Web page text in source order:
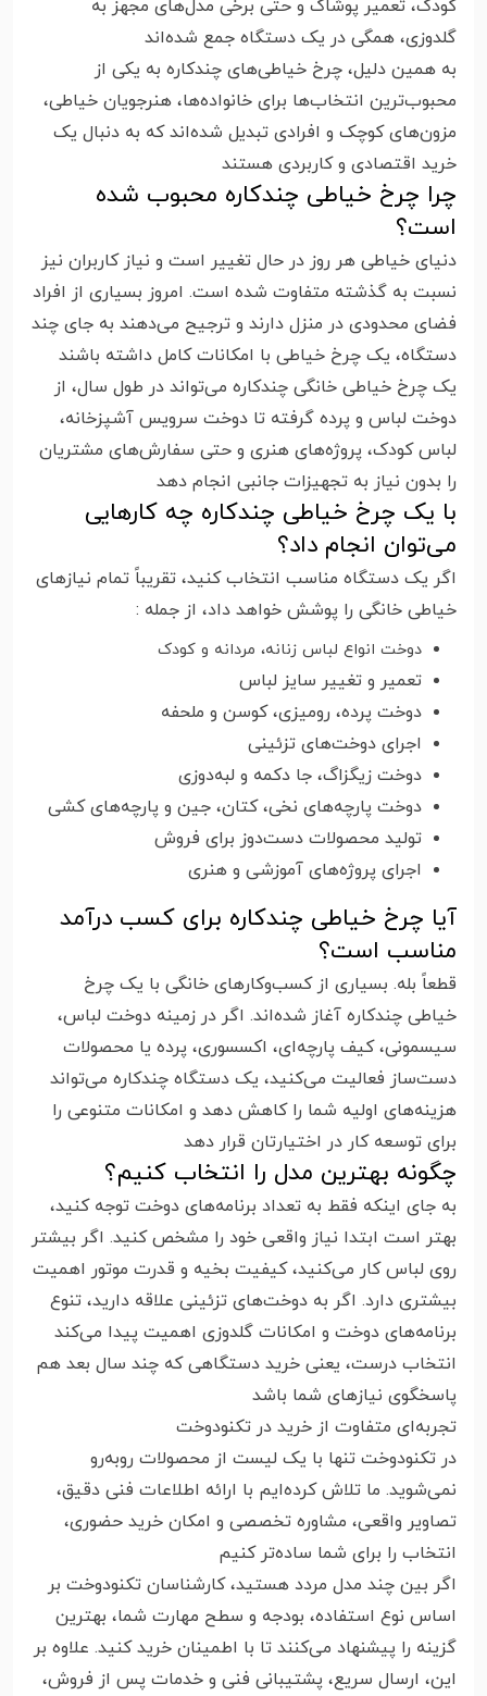
کودک، تعمیر پوشاک و حتی برخی مدل‌های مجهز به
گلدوزی، همگی در یک دستگاه جمع شده‌اند
به همین دلیل، چرخ خیاطی‌های چندکاره به یکی از
محبوب‌ترین انتخاب‌ها برای خانواده‌ها، هنرجویان خیاطی،
مزون‌های کوچک و افرادی تبدیل شده‌اند که به دنبال یک
خرید اقتصادی و کاربردی هستند
چرا چرخ خیاطی چندکاره محبوب شده
است؟
دنیای خیاطی هر روز در حال تغییر است و نیاز کاربران نیز
نسبت به گذشته متفاوت شده است. امروز بسیاری از افراد
فضای محدودی در منزل دارند و ترجیح می‌دهند به جای چند
دستگاه، یک چرخ خیاطی با امکانات کامل داشته باشند
یک چرخ خیاطی خانگی چندکاره می‌تواند در طول سال، از
دوخت لباس و پرده گرفته تا دوخت سرویس آشپزخانه،
لباس کودک، پروژه‌های هنری و حتی سفارش‌های مشتریان
را بدون نیاز به تجهیزات جانبی انجام دهد
با یک چرخ خیاطی چندکاره چه کارهایی
می‌توان انجام داد؟
اگر یک دستگاه مناسب انتخاب کنید، تقریباً تمام نیازهای
خیاطی خانگی را پوشش خواهد داد، از جمله :
دوخت انواع لباس زنانه، مردانه و کودک
تعمیر و تغییر سایز لباس
دوخت پرده، رومیزی، کوسن و ملحفه
اجرای دوخت‌های تزئینی
دوخت زیگزاگ، جا دکمه و لبه‌دوزی
دوخت پارچه‌های نخی، کتان، جین و پارچه‌های کشی
تولید محصولات دست‌دوز برای فروش
اجرای پروژه‌های آموزشی و هنری
آیا چرخ خیاطی چندکاره برای کسب درآمد
مناسب است؟
قطعاً بله. بسیاری از کسب‌وکارهای خانگی با یک چرخ
خیاطی چندکاره آغاز شده‌اند. اگر در زمینه دوخت لباس،
سیسمونی، کیف پارچه‌ای، اکسسوری، پرده یا محصولات
دست‌ساز فعالیت می‌کنید، یک دستگاه چندکاره می‌تواند
هزینه‌های اولیه شما را کاهش دهد و امکانات متنوعی را
برای توسعه کار در اختیارتان قرار دهد
چگونه بهترین مدل را انتخاب کنیم؟
به جای اینکه فقط به تعداد برنامه‌های دوخت توجه کنید،
بهتر است ابتدا نیاز واقعی خود را مشخص کنید. اگر بیشتر
روی لباس کار می‌کنید، کیفیت بخیه و قدرت موتور اهمیت
بیشتری دارد. اگر به دوخت‌های تزئینی علاقه دارید، تنوع
برنامه‌های دوخت و امکانات گلدوزی اهمیت پیدا می‌کند
انتخاب درست، یعنی خرید دستگاهی که چند سال بعد هم
پاسخگوی نیازهای شما باشد
تجربه‌ای متفاوت از خرید در تکنودوخت
در تکنودوخت تنها با یک لیست از محصولات روبه‌رو
نمی‌شوید. ما تلاش کرده‌ایم با ارائه اطلاعات فنی دقیق،
تصاویر واقعی، مشاوره تخصصی و امکان خرید حضوری،
انتخاب را برای شما ساده‌تر کنیم
اگر بین چند مدل مردد هستید، کارشناسان تکنودوخت بر
اساس نوع استفاده، بودجه و سطح مهارت شما، بهترین
گزینه را پیشنهاد می‌کنند تا با اطمینان خرید کنید. علاوه بر
این، ارسال سریع، پشتیبانی فنی و خدمات پس از فروش،